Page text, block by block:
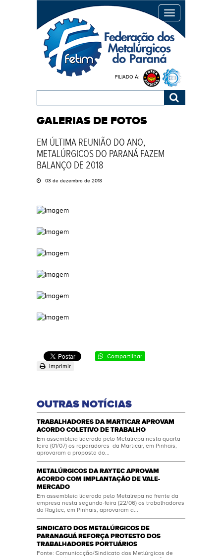
MENU
FILIADO À:
GALERIAS DE FOTOS
EM ÚLTIMA REUNIÃO DO ANO,
METALÚRGICOS DO PARANÁ FAZEM
BALANÇO DE 2018
03 de dezembro de 2018
Compartilhar
Imprimir
OUTRAS NOTÍCIAS
TRABALHADORES DA MARTICAR APROVAM
ACORDO COLETIVO DE TRABALHO
Em assembleia liderada pelo Metalrepa nesta quarta-
feira (01/07) os reparadores da Marticar, em Pinhais,
aprovaram a proposta do...
METALÚRGICOS DA RAYTEC APROVAM
ACORDO COM IMPLANTAÇÃO DE VALE-
MERCADO
Em assembleia liderada pelo Metalrepa na frente da
empresa nesta segunda-feira (22/06) os trabalhadores
da Raytec, em Pinhais, aprovaram a...
SINDICATO DOS METALÚRGICOS DE
PARANAGUÁ REFORÇA PROTESTO DOS
TRABALHADORES PORTUÁRIOS
Fonte: Comunicação/Sindicato dos Metlúrgicos de